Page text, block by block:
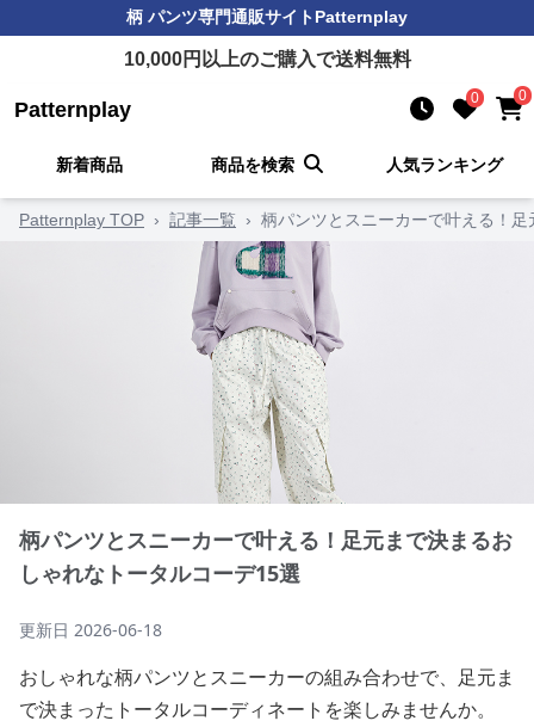
柄 パンツ専門通販サイトPatternplay
10,000円以上のご購入で送料無料
Patternplay 0 0
新着商品 商品を検索 人気ランキング
Patternplay TOP › 記事一覧 › 柄パンツとスニーカーで叶える！
柄パンツとスニーカーで叶える！足元まで決まるお
しゃれなトータルコーデ15選
更新日 2026-06-18
おしゃれな柄パンツとスニーカーの組み合わせで、足元ま
で決まったトータルコーディネートを楽しみませんか。